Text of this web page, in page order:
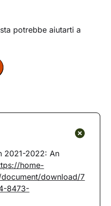
potrebbe aiutarti a
2021-2022: An
home-
download/7
8473-